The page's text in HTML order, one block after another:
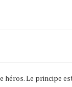
Le principe